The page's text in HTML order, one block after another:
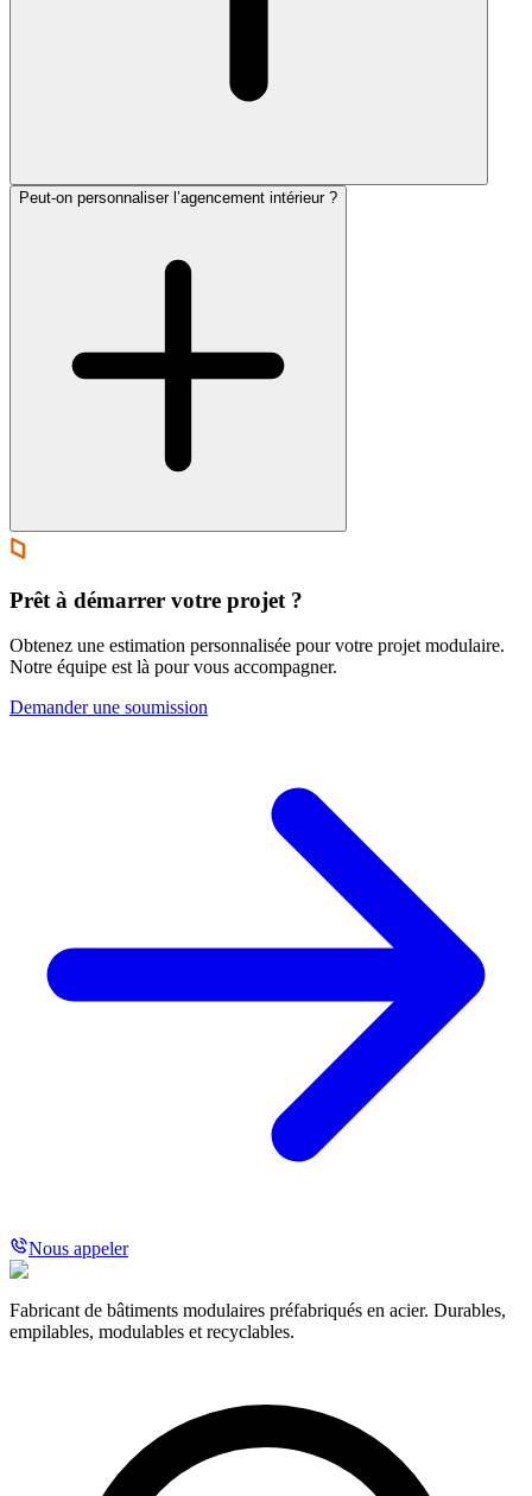
Peut-on personnaliser l’agencement intérieur ?
Prêt à démarrer votre projet ?
Obtenez une estimation personnalisée pour votre projet modulaire.
Notre équipe est là pour vous accompagner.
Demander une soumission
Nous appeler
Fabricant de bâtiments modulaires préfabriqués en acier. Durables,
empilables, modulables et recyclables.